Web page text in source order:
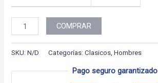
Hombre
-
93
COMPRAR
SKU:N/D Categorías:Clasicos ,Hombres
Pago seguro garantizado